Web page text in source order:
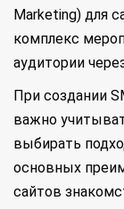
Marketing) для
комплекс
аудитории
При создании
важно
выбирать
основных
сайтов